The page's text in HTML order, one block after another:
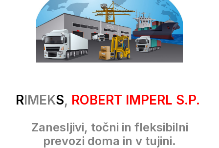
R IMEKS, ROBERT IMPERL S.P.
Zanesljivi, točni in fleksibilni
prevozi doma in v tujini.